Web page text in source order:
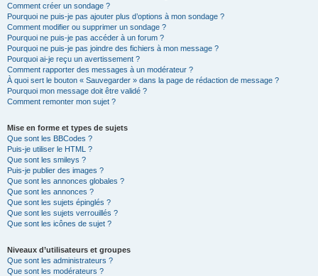
Comment créer un sondage ?
Pourquoi ne puis-je pas ajouter plus d’options à mon sondage ?
Comment modifier ou supprimer un sondage ?
Pourquoi ne puis-je pas accéder à un forum ?
Pourquoi ne puis-je pas joindre des fichiers à mon message ?
Pourquoi ai-je reçu un avertissement ?
Comment rapporter des messages à un modérateur ?
À quoi sert le bouton « Sauvegarder » dans la page de rédaction de message ?
Pourquoi mon message doit être validé ?
Comment remonter mon sujet ?
Mise en forme et types de sujets
Que sont les BBCodes ?
Puis-je utiliser le HTML ?
Que sont les smileys ?
Puis-je publier des images ?
Que sont les annonces globales ?
Que sont les annonces ?
Que sont les sujets épinglés ?
Que sont les sujets verrouillés ?
Que sont les icônes de sujet ?
Niveaux d’utilisateurs et groupes
Que sont les administrateurs ?
Que sont les modérateurs ?